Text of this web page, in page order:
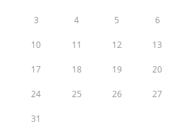
3 4 5 6
10 11 12 13
17 18 19 20
24 25 26 27
31